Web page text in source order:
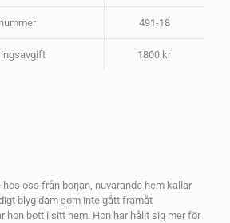
491-18
1800 kr
oss från början, nuvarande hem kallar
blyg dam som inte gått framåt
hon bott i sitt hem. Hon har hållt sig mer för